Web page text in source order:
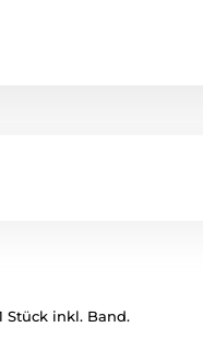
Stück inkl. Band.